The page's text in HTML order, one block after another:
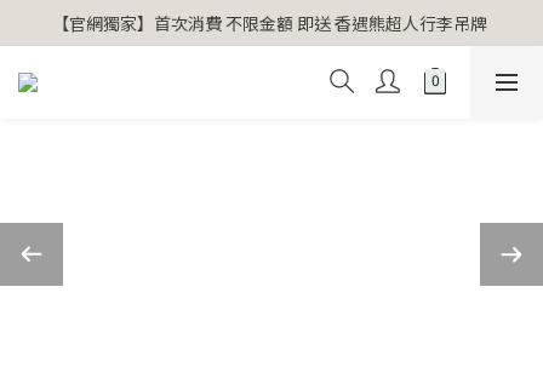
【官網獨家】首次消費 不限金額 即送 香遇熊超人行李吊牌
【官網獨家】首次消費 不限金額 即送 香遇熊超人行李吊牌
安心專用淨化包10入X3 原價960元 特價680元